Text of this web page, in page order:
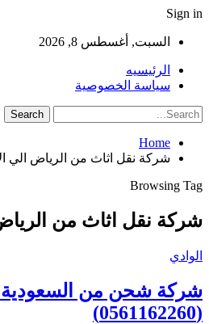
Sign in
السبت, أغسطس 8, 2026
الرئيسيه
سياسة الخصوصية
Home
شركة نقل اثاث من الرياض الي
Browsing Tag
شركة نقل اثاث من
الوادي
شركة شحن من السعودية
(0561162260)